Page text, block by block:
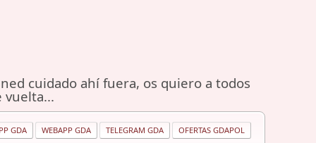
cuidado ahí fuera, os quiero a todos
vuelta...
GDA WEBAPP GDA TELEGRAM GDA OFERTAS GDAPOL